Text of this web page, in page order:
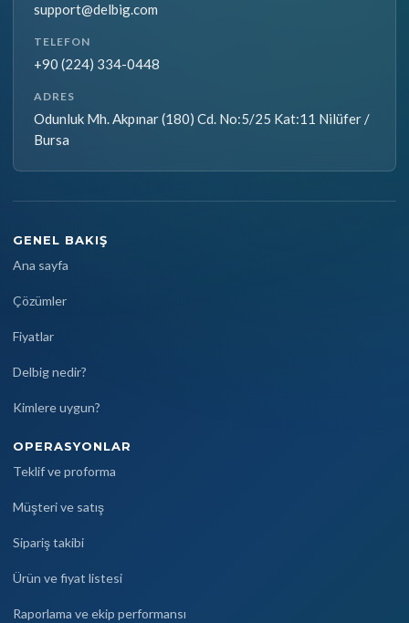
support@delbig.com
TELEFON
+90 (224) 334-0448
ADRES
Odunluk Mh. Akpınar (180) Cd. No:5/25 Kat:11 Nilüfer /
Bursa
GENEL BAKIŞ
Ana sayfa
Çözümler
Fiyatlar
Delbig nedir?
Kimlere uygun?
OPERASYONLAR
Teklif ve proforma
Müşteri ve satış
Sipariş takibi
Ürün ve fiyat listesi
Raporlama ve ekip performansı